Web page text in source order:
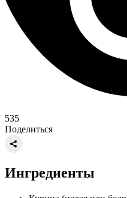
535
Поделиться
Ингредиенты